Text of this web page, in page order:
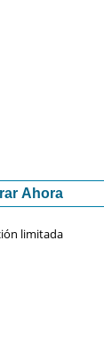
Ahora
limitada